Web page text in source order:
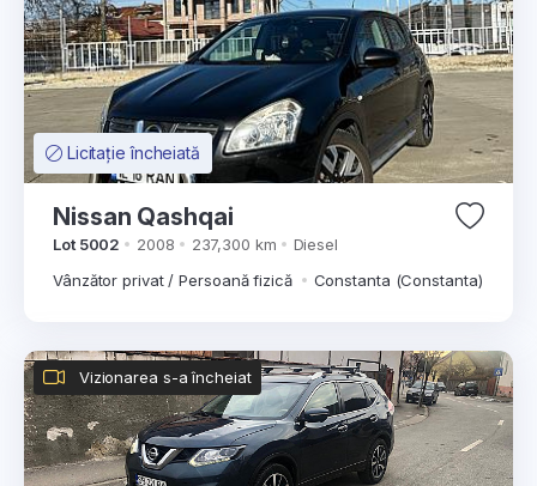
Licitație încheiată
Nissan Qashqai
Lot 5002 2008 237,300 km
Diesel
Vânzător privat / Persoană fizică
Constanta (Constanta)
Vizionarea s-a încheiat